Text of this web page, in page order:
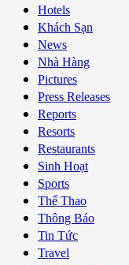
Hotels
Khách Sạn
News
Nhà Hàng
Pictures
Press Releases
Reports
Resorts
Restaurants
Sinh Hoạt
Sports
Thể Thao
Thông Báo
Tin Tức
Travel